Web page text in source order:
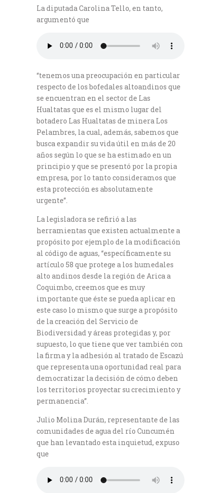
La diputada Carolina Tello, en tanto,
argumentó que
“tenemos una preocupación en particular
respecto de los bofedales altoandinos que
se encuentran en el sector de Las
Hualtatas que es el mismo lugar del
botadero Las Hualtatas de minera Los
Pelambres, la cual, además, sabemos que
busca expandir su vida útil en más de 20
años según lo que se ha estimado en un
principio y que se presentó por la propia
empresa, por lo tanto consideramos que
esta protección es absolutamente
urgente”.
La legisladora se refirió a las
herramientas que existen actualmente a
propósito por ejemplo de la modificación
al código de aguas, “específicamente su
artículo 58 que protege a los humedales
alto andinos desde la región de Arica a
Coquimbo, creemos que es muy
importante que éste se pueda aplicar en
este caso lo mismo que surge a propósito
de la creación del Servicio de
Biodiversidad y áreas protegidas y, por
supuesto, lo que tiene que ver también con
la firma y la adhesión al tratado de Escazú
que representa una oportunidad real para
democratizar la decisión de cómo deben
los territorios proyectar su crecimiento y
permanencia”.
Julio Molina Durán, representante de las
comunidades de agua del río Cuncumén
que han levantado esta inquietud, expuso
que